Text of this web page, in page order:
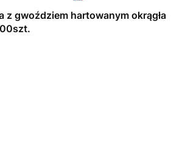
z gwoździem hartowanym okrągła